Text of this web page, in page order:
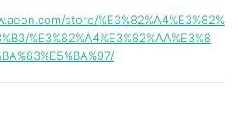
store/%E3%82%A4%E3%82%
%E3%82%A4%E3%82%AA%E3%8